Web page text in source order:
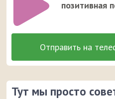
позитивная
Тут мы просто